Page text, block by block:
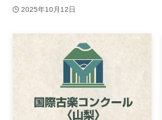
2025年10月12日